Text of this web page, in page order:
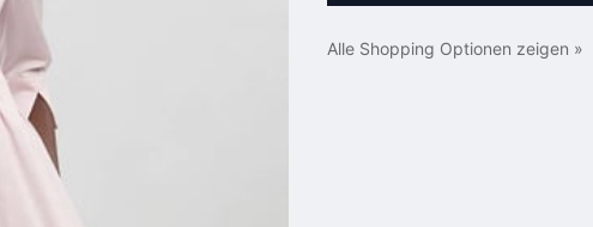
Alle Shopping Optionen zeigen »